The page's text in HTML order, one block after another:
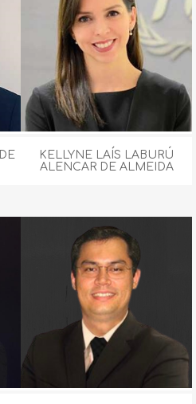
KELLYNE LAÍS LABURÚ
ALENCAR DE ALMEIDA